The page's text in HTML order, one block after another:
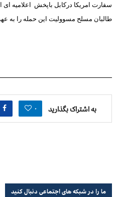
سفارت امریکا درکابل باپخش اعلامیه
طالبان مسلح مسوولیت این حمله را به
به اشتراک بگذارید ۰
ما را در شبکه های اجتماعی دنبال کنید